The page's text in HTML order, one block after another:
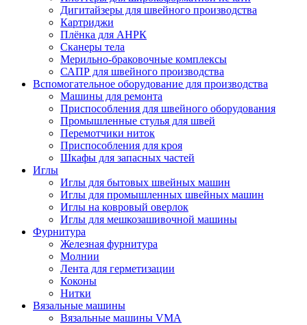
Дигитайзеры для швейного производства
Картриджи
Плёнка для АНРК
Сканеры тела
Мерильно-браковочные комплексы
САПР для швейного производства
Вспомогательное оборудование для производства
Машины для ремонта
Приспособления для швейного оборудования
Промышленные стулья для швей
Перемотчики ниток
Приспособления для кроя
Шкафы для запасных частей
Иглы
Иглы для бытовых швейных машин
Иглы для промышленных швейных машин
Иглы на ковровый оверлок
Иглы для мешкозашивочной машины
Фурнитура
Железная фурнитура
Молнии
Лента для герметизации
Коконы
Нитки
Вязальные машины
Вязальные машины VMA